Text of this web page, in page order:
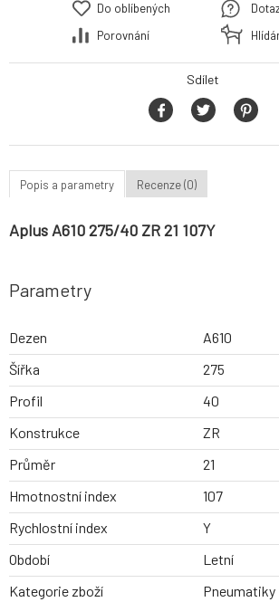
Do oblíbených
Porovnání
Sdílet
Popis a parametry Recenze (0)
Aplus A610 275/40 ZR 21 107Y
Parametry
Dezen
A610
Šířka
275
Profil
40
Konstrukce
ZR
Průměr
21
Hmotnostní index
107
Rychlostní index
Y
Období
Letní
Kategorie zboží
Pneumatiky